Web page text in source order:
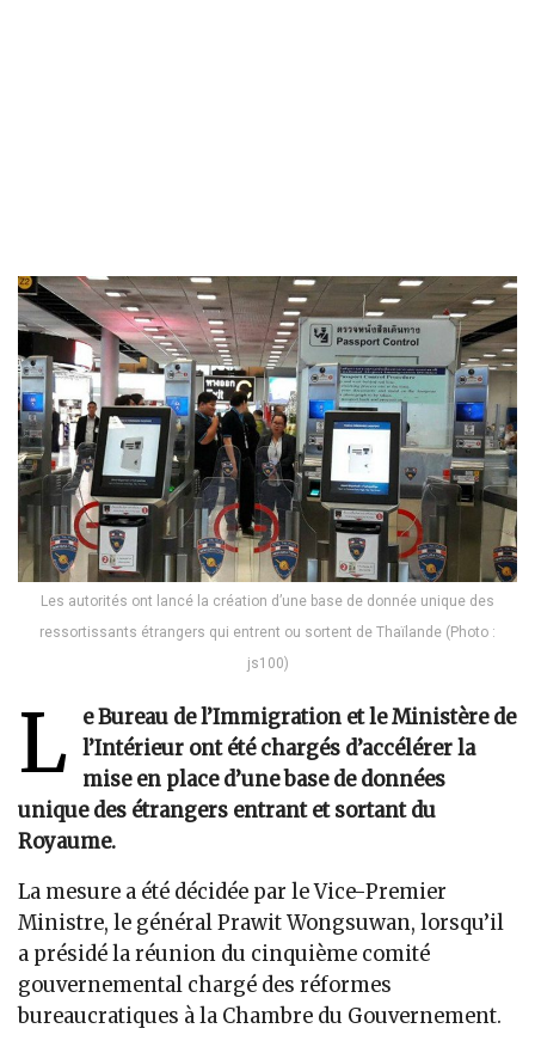
Les autorités ont lancé la création d’une base de donnée unique des
ressortissants étrangers qui entrent ou sortent de Thaïlande (Photo :
js100)
L
e Bureau de l’Immigration et le Ministère de
l’Intérieur ont été chargés d’accélérer la
mise en place d’une base de données
unique des étrangers entrant et sortant du
Royaume.
La mesure a été décidée par le Vice-Premier
Ministre, le général Prawit Wongsuwan, lorsqu’il
a présidé la réunion du cinquième comité
gouvernemental chargé des réformes
bureaucratiques à la Chambre du Gouvernement.